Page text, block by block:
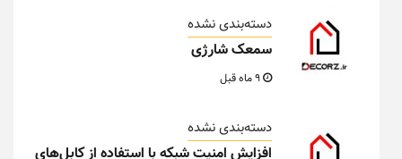
دسته‌بندی نشده
سمعک شارژی
دسته‌بندی نشده
افزایش امنیت شبکه با استفاده از کابل‌های